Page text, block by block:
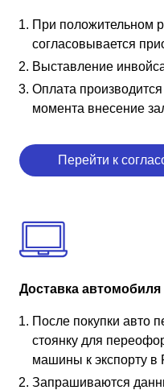
При положительном
согласовывается
Выставление
Оплата
момента внесение
Перейти к
Доставка
После покупки авто
стоянку для
машины к экспорту в
Запрашиваются